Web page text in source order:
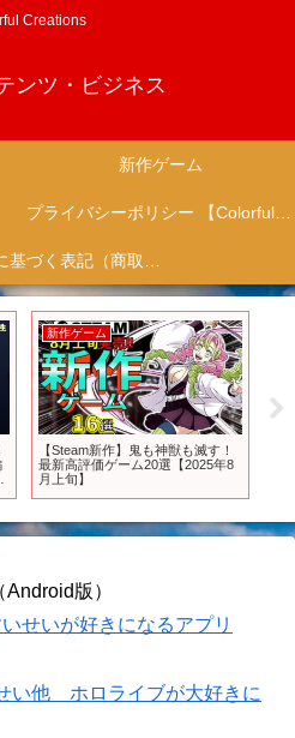
Creations
ンツ・ビジネス
新作ゲーム
プライバシーポリシー 【Colorful Creation】
特定商取引法に基づく表記（商取引に関する開示）
新作ゲーム
【Steam新作】鬼も神獣も滅す！
最新高評価ゲーム20選【2025年8
月上旬】
版）
せいが好きになるアプリ
い他 ホロライブが大好きに